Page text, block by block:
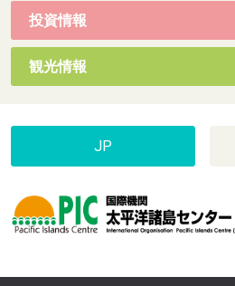
投資情報
観光情報
JP